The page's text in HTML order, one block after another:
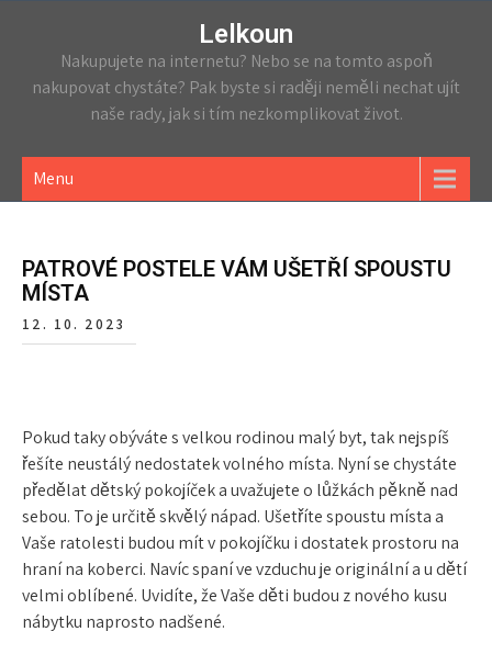
Lelkoun
Nakupujete na internetu? Nebo se na tomto aspoň
nakupovat chystáte? Pak byste si raději neměli nechat ujít
naše rady, jak si tím nezkomplikovat život.
Menu
PATROVÉ POSTELE VÁM UŠETŘÍ SPOUSTU
MÍSTA
12. 10. 2023
Pokud taky obýváte s velkou rodinou malý byt, tak nejspíš
řešíte neustálý nedostatek volného místa. Nyní se chystáte
předělat dětský pokojíček a uvažujete o lůžkách pěkně nad
sebou. To je určitě skvělý nápad. Ušetříte spoustu místa a
Vaše ratolesti budou mít v pokojíčku i dostatek prostoru na
hraní na koberci. Navíc spaní ve vzduchu je originální a u dětí
velmi oblíbené. Uvidíte, že Vaše děti budou z nového kusu
nábytku naprosto nadšené.